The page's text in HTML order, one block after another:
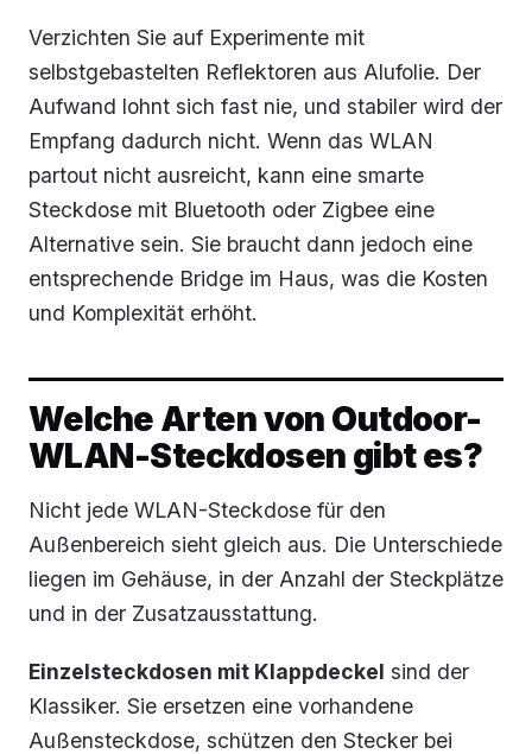
Verzichten Sie auf Experimente mit
selbstgebastelten Reflektoren aus Alufolie. Der
Aufwand lohnt sich fast nie, und stabiler wird der
Empfang dadurch nicht. Wenn das WLAN
partout nicht ausreicht, kann eine smarte
Steckdose mit Bluetooth oder Zigbee eine
Alternative sein. Sie braucht dann jedoch eine
entsprechende Bridge im Haus, was die Kosten
und Komplexität erhöht.
Welche Arten von Outdoor-
WLAN-Steckdosen gibt es?
Nicht jede WLAN-Steckdose für den
Außenbereich sieht gleich aus. Die Unterschiede
liegen im Gehäuse, in der Anzahl der Steckplätze
und in der Zusatzausstattung.
Einzelsteckdosen mit Klappdeckel sind der
Klassiker. Sie ersetzen eine vorhandene
Außensteckdose, schützen den Stecker bei